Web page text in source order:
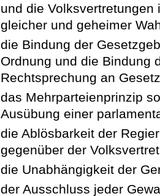
und die Volksvertretungen
gleicher und geheimer
die Bindung der
Ordnung und die Bindung
Rechtsprechung an
das Mehrparteienprinzip
Ausübung einer
die Ablösbarkeit der
gegenüber der
die Unabhängigkeit der
der Ausschluss jeder